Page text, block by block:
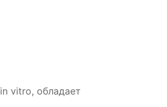
vitro, обладает